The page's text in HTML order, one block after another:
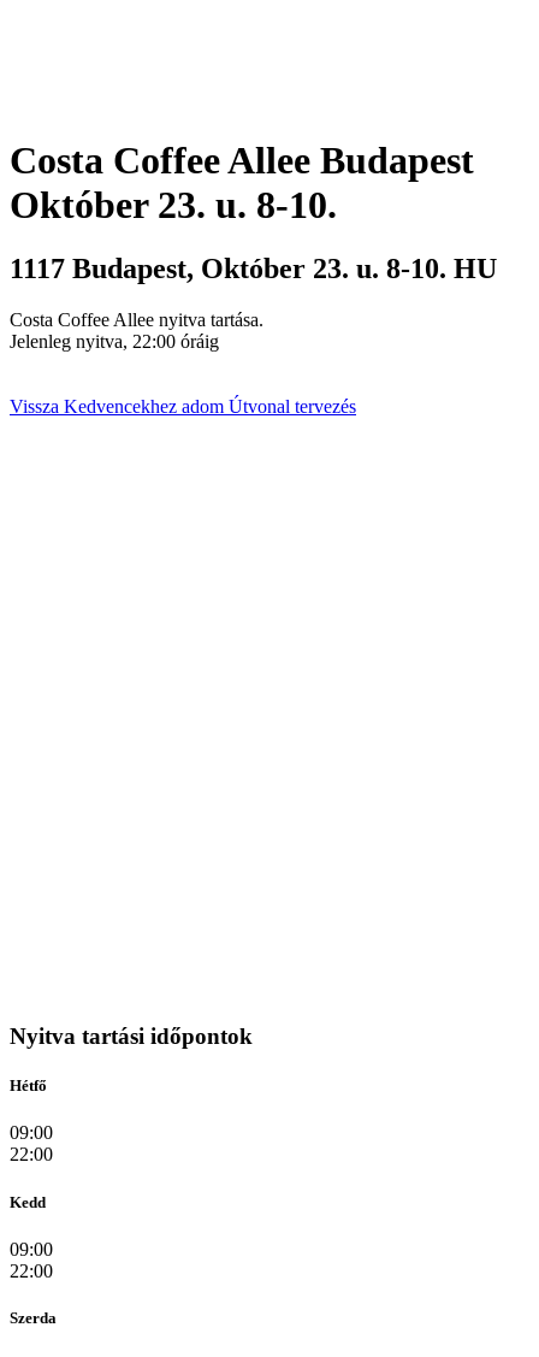
Costa Coffee Allee Budapest
Október 23. u. 8-10.
1117 Budapest, Október 23. u. 8-10. HU
Costa Coffee Allee nyitva tartása.
Jelenleg nyitva, 22:00 óráig
Vissza Kedvencekhez adom Útvonal tervezés
Nyitva tartási időpontok
Hétfő
09:00
22:00
Kedd
09:00
22:00
Szerda